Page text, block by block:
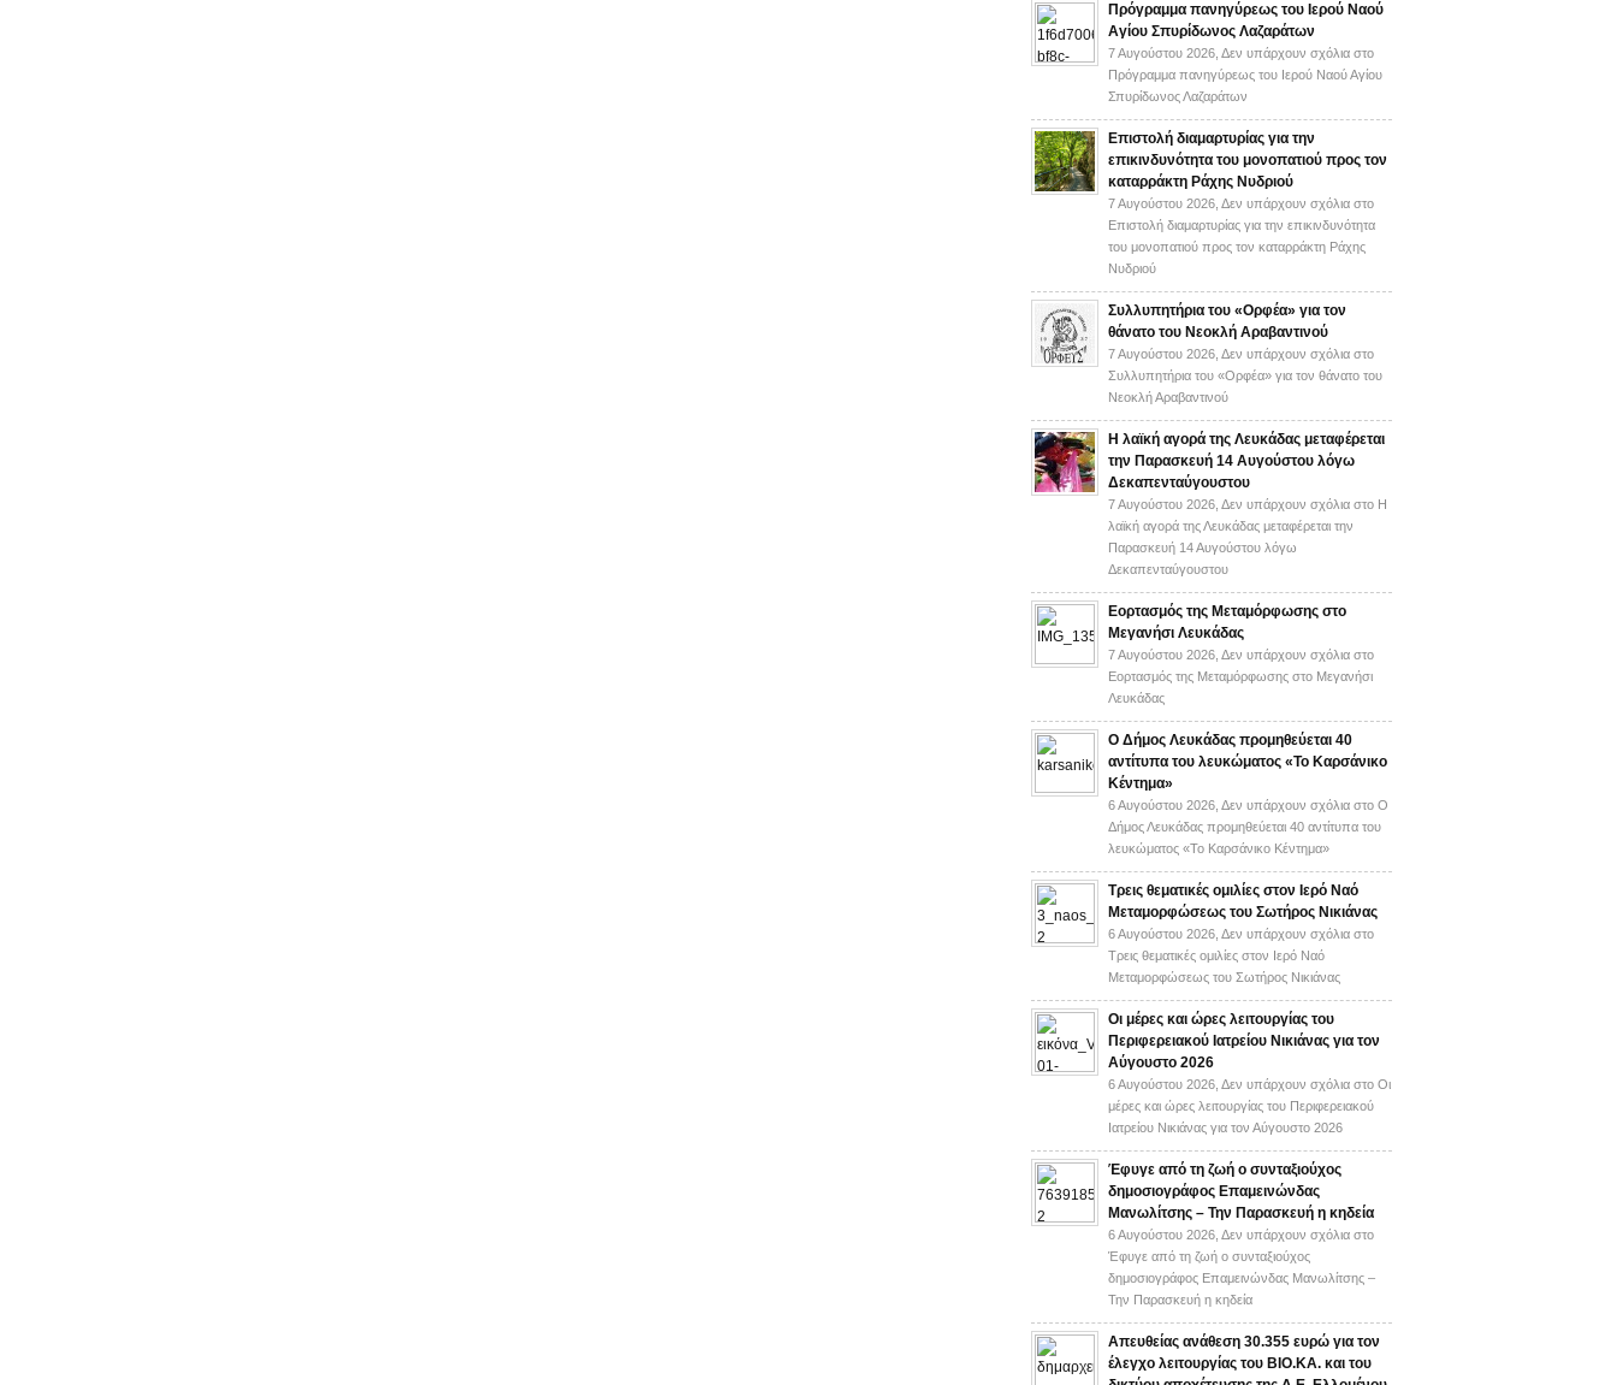
Πρόγραμμα πανηγύρεως του Ιερού Ναού
Αγίου Σπυρίδωνος Λαζαράτων
7 Αυγούστου 2026, Δεν υπάρχουν σχόλια στο
Πρόγραμμα πανηγύρεως του Ιερού Ναού Αγίου
Σπυρίδωνος Λαζαράτων
Επιστολή διαμαρτυρίας για την
επικινδυνότητα του μονοπατιού προς τον
καταρράκτη Ράχης Νυδριού
7 Αυγούστου 2026, Δεν υπάρχουν σχόλια στο
Επιστολή διαμαρτυρίας για την επικινδυνότητα
του μονοπατιού προς τον καταρράκτη Ράχης
Νυδριού
Συλλυπητήρια του «Ορφέα» για τον
θάνατο του Νεοκλή Αραβαντινού
7 Αυγούστου 2026, Δεν υπάρχουν σχόλια στο
Συλλυπητήρια του «Ορφέα» για τον θάνατο του
Νεοκλή Αραβαντινού
Η λαϊκή αγορά της Λευκάδας μεταφέρεται
την Παρασκευή 14 Αυγούστου λόγω
Δεκαπενταύγουστου
7 Αυγούστου 2026, Δεν υπάρχουν σχόλια στο Η
λαϊκή αγορά της Λευκάδας μεταφέρεται την
Παρασκευή 14 Αυγούστου λόγω
Δεκαπενταύγουστου
Εορτασμός της Μεταμόρφωσης στο
Μεγανήσι Λευκάδας
7 Αυγούστου 2026, Δεν υπάρχουν σχόλια στο
Εορτασμός της Μεταμόρφωσης στο Μεγανήσι
Λευκάδας
Ο Δήμος Λευκάδας προμηθεύεται 40
αντίτυπα του λευκώματος «Το Καρσάνικο
Κέντημα»
6 Αυγούστου 2026, Δεν υπάρχουν σχόλια στο Ο
Δήμος Λευκάδας προμηθεύεται 40 αντίτυπα του
λευκώματος «Το Καρσάνικο Κέντημα»
Τρεις θεματικές ομιλίες στον Ιερό Ναό
Μεταμορφώσεως του Σωτήρος Νικιάνας
6 Αυγούστου 2026, Δεν υπάρχουν σχόλια στο
Τρεις θεματικές ομιλίες στον Ιερό Ναό
Μεταμορφώσεως του Σωτήρος Νικιάνας
Οι μέρες και ώρες λειτουργίας του
Περιφερειακού Ιατρείου Νικιάνας για τον
Αύγουστο 2026
6 Αυγούστου 2026, Δεν υπάρχουν σχόλια στο Οι
μέρες και ώρες λειτουργίας του Περιφερειακού
Ιατρείου Νικιάνας για τον Αύγουστο 2026
Έφυγε από τη ζωή ο συνταξιούχος
δημοσιογράφος Επαμεινώνδας
Μανωλίτσης – Την Παρασκευή η κηδεία
6 Αυγούστου 2026, Δεν υπάρχουν σχόλια στο
Έφυγε από τη ζωή ο συνταξιούχος
δημοσιογράφος Επαμεινώνδας Μανωλίτσης –
Την Παρασκευή η κηδεία
Απευθείας ανάθεση 30.355 ευρώ για τον
έλεγχο λειτουργίας του ΒΙΟ.ΚΑ. και του